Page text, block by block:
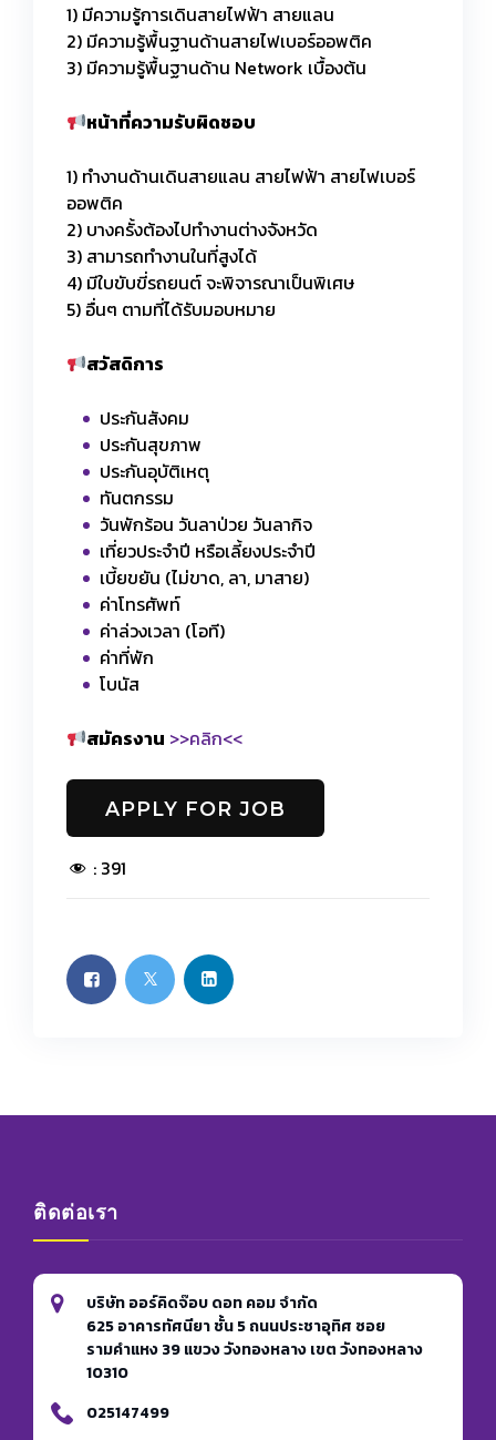
1) มีความรู้การเดินสายไฟฟ้า สายแลน
2) มีความรู้พื้นฐานด้านสายไฟเบอร์ออพติค
3) มีความรู้พื้นฐานด้าน Network เบื้องต้น
หน้าที่ความรับผิดชอบ
1) ทำงานด้านเดินสายแลน สายไฟฟ้า สายไฟเบอร์
ออพติค
2) บางครั้งต้องไปทำงานต่างจังหวัด
3) สามารถทำงานในที่สูงได้
4) มีใบขับขี่รถยนต์ จะพิจารณาเป็นพิเศษ
5) อื่นๆ ตามที่ได้รับมอบหมาย
สวัสดิการ
ประกันสังคม
ประกันสุขภาพ
ประกันอุบัติเหตุ
ทันตกรรม
วันพักร้อน วันลาป่วย วันลากิจ
เที่ยวประจำปี หรือเลี้ยงประจำปี
เบี้ยขยัน (ไม่ขาด, ลา, มาสาย)
ค่าโทรศัพท์
ค่าล่วงเวลา (โอที)
ค่าที่พัก
โบนัส
สมัครงาน >>คลิก<<
: 391
ติดต่อเรา
บริษัท ออร์คิดจ๊อบ ดอท คอม จำกัด
625 อาคารทัศนียา ชั้น 5 ถนนประชาอุทิศ ซอย
รามคำแหง 39 แขวง วังทองหลาง เขต วังทองหลาง
10310
025147499